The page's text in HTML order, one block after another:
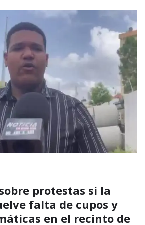
protestas si la
falta de cupos y
en el recinto de